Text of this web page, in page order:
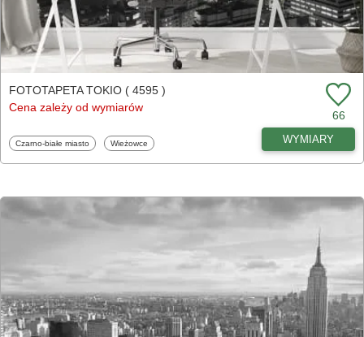
FOTOTAPETA TOKIO ( 4595 )
Cena zależy od wymiarów
66
Fototapety
Czarno-białe miasto Fototapety
Wieżowce WYMIARY